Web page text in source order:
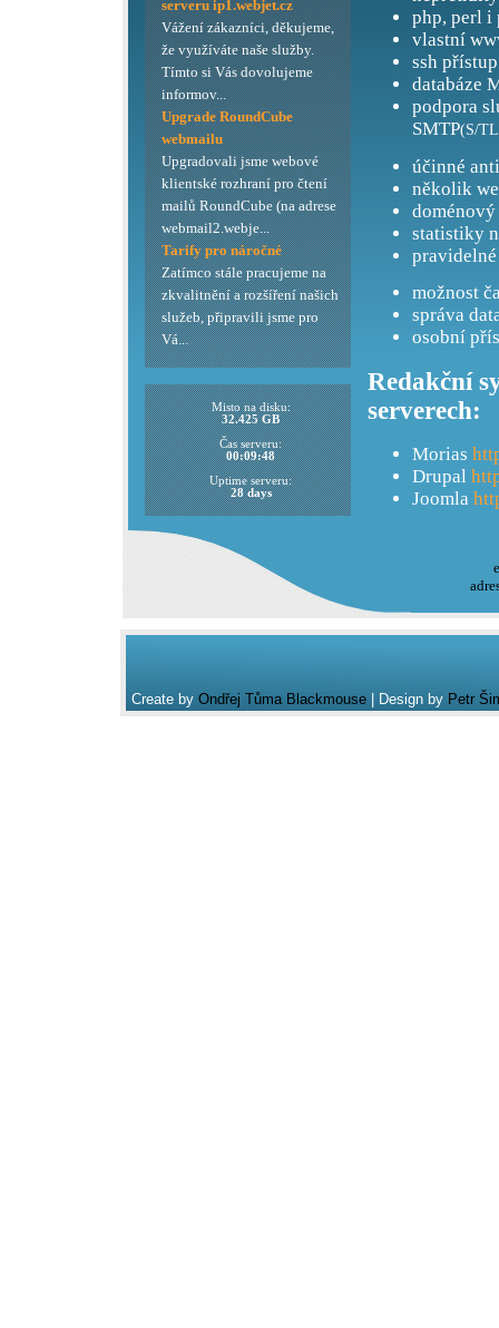
php, perl i
vlastní
ssh přístup
databáze
podpora
SMTP(S/
účinné
několik
doménový
statistiky
možnost
správa
osobní
Redakční
serverech:
Morias
Drupal
Joomla
serveru ip1.webjet.cz
Vážení zákazníci, děkujeme,
že využíváte naše služby.
Tímto si Vás dovolujeme
informov...
Upgrade RoundCube
webmailu
Upgradovali jsme webové
klientské rozhraní pro čtení
mailů RoundCube (na adrese
webmail2.webje...
Tarify pro náročné
Zatímco stále pracujeme na
zkvalitnění a rozšíření našich
služeb, připravili jsme pro
Vá...
Misto na disku:
32.425 GB
Čas serveru:
00:09:48
Uptime serveru:
28 days
Create by Ondřej Tůma Blackmouse| Design by Petr